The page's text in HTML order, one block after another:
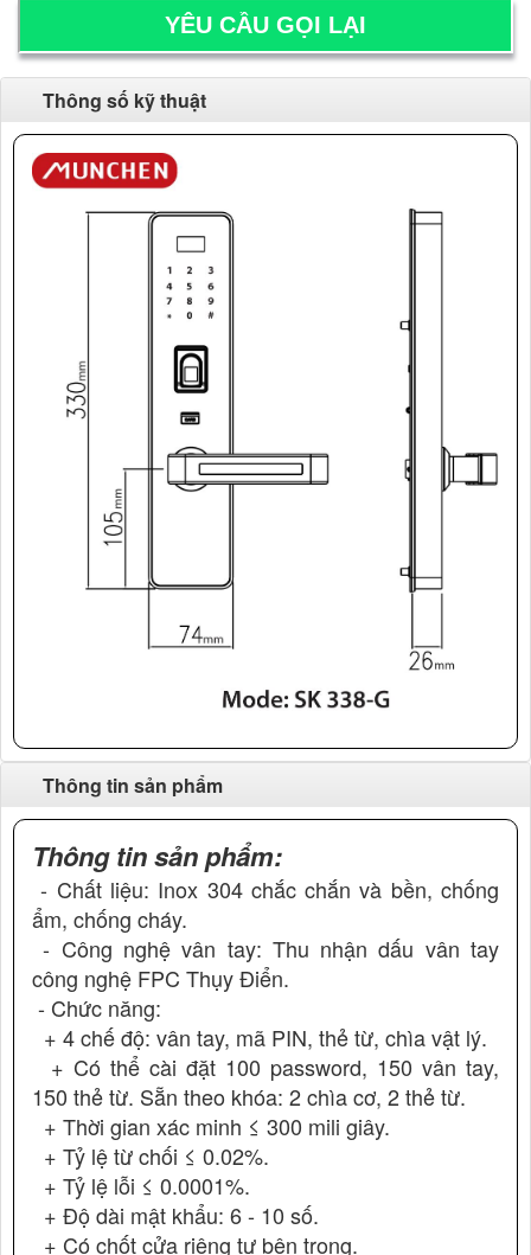
Thông số kỹ thuật
Thông tin sản phẩm
Thông tin sản phẩm:
- Chất liệu: Inox 304 chắc chắn và bền, chống
ẩm, chống cháy.
- Công nghệ vân tay: Thu nhận dấu vân tay
công nghệ FPC Thụy Điển.
- Chức năng:
+ 4 chế độ: vân tay, mã PIN, thẻ từ, chìa vật lý.
+ Có thể cài đặt 100 password, 150 vân tay,
150 thẻ từ. Sẵn theo khóa: 2 chìa cơ, 2 thẻ từ.
+ Thời gian xác minh ≤ 300 mili giây.
+ Tỷ lệ từ chối ≤ 0.02%.
+ Tỷ lệ lỗi ≤ 0.0001%.
+ Độ dài mật khẩu: 6 - 10 số.
+ Có chốt cửa riêng tư bên trong.